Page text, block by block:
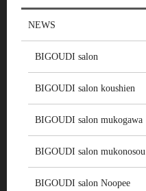
NEWS
BIGOUDI salon
BIGOUDI salon koushien
BIGOUDI salon mukogawa
BIGOUDI salon mukonosou
BIGOUDI salon Noopee